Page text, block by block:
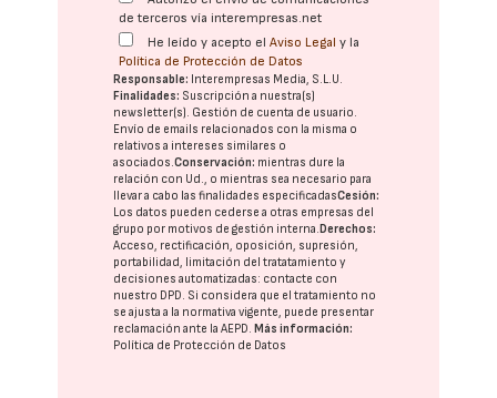
de terceros vía interempresas.net
He leído y acepto elAviso Legal y la
Política de Protección de Datos
Responsable: Interempresas Media, S.L.U.
Finalidades: Suscripción a nuestra(s)
newsletter(s). Gestión de cuenta de usuario.
Envío de emails relacionados con la misma o
relativos a intereses similares o
asociados.Conservación: mientras dure la
relación con Ud., o mientras sea necesario para
llevar a cabo las finalidades especificadasCesión:
Los datos pueden cederse a otras empresas del
grupo por motivos de gestión interna. Derechos:
Acceso, rectificación, oposición, supresión,
portabilidad, limitación del tratatamiento y
decisiones automatizadas: contacte con
nuestro DPD. Si considera que el tratamiento no
se ajusta a la normativa vigente, puede presentar
reclamación ante laAEPD. Más información:
Política de Protección de Datos